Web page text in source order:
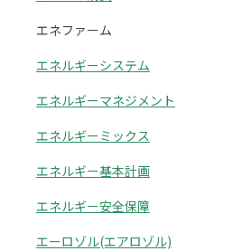
エネファーム
エネルギーシステム
エネルギーマネジメント
エネルギーミックス
エネルギー基本計画
エネルギー安全保障
エーロゾル(エアロゾル)